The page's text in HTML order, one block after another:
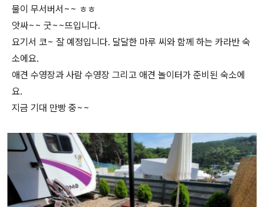
물이 무서버서~~ ㅎㅎ
앗싸~~ 굿~~뜨입니다.
요기서 코~ 잘 예정입니다. 달달한 마루 씨와 함께 하는 카라반 숙
소에요.
애견 수영장과 사람 수영장 그리고 애견 놀이터가 준비된 숙소에
요.
지금 기대 만빵 중~~